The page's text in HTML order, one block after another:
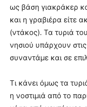
ως βάση γιακράκερ
και η γραβιέρα είτε
(ντάκος). Τα τυριά
νησιού υπάρχουν
συναντάμε και σε
Τι κάνει όμως τα
η νοστιμιά από το